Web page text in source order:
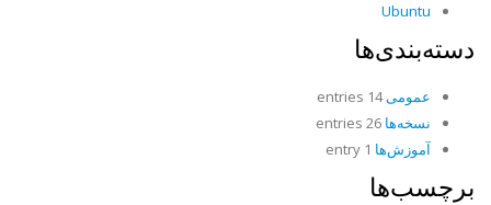
Ubuntu
دسته‌بندی‌ها
عمومی14 entries
نسخه‌ها
آموزش‌ها
برچسب‌ها